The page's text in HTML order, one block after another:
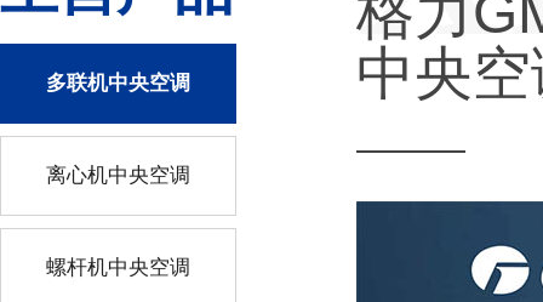
多联机中央空调
离心机中央空调
螺杆机中央空调
中央